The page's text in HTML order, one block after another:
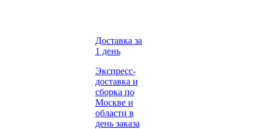
Доставка за
1 день
Экспресс-
доставка и
сборка по
Москве и
области в
день заказа